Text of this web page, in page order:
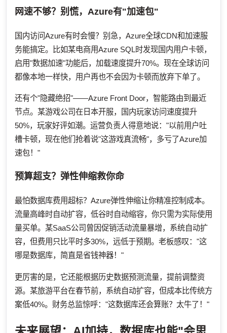
网速不够？别慌，Azure有"加速包"
国内访问Azure有时会慢？别急，Azure全球CDN和加速服
务能搞定。比如某电商用Azure SQL时发现国内用户卡顿，
启用"数据加速"功能后，加载速度提升70%。现在全球访问
都像本地一样快，用户再也不会因为卡顿而放弃下单了。
还有个"隐藏绝招"——Azure Front Door，智能路由到最近
节点。某游戏公司在日本开服，国内玩家访问速度提升
50%，玩家好评如潮。运营负责人得意地说："以前用户吐
槽卡顿，现在他们抢着说"这游戏真流畅"，多亏了Azure加
速包！"
预算超支？弹性伸缩救你命
最怕数据库费用超标？Azure弹性伸缩让你精准控制成本。
流量高峰时自动扩容，低谷时自动缩容，你只需为实际使用
量买单。某SaaS公司曾因促销活动流量暴增，系统自动扩
容，但费用只比平时多30%，远低于预期。老板感叹："这
哪是数据库，简直是省钱神器！"
更厉害的是，它还能根据历史数据预测流量，提前调整资
源。某旅游平台在春节前，系统自动扩容，但成本比传统方
案低40%。财务总监惊呼："这数据库还会算账？太牛了！"